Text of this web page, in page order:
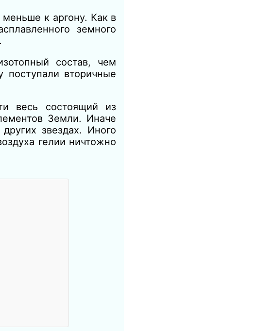
к аргону. Как в
земного
состав, чем
поступали вторичные
весь состоящий из
Земли. Иначе
звездах. Иного
гелии ничтожно